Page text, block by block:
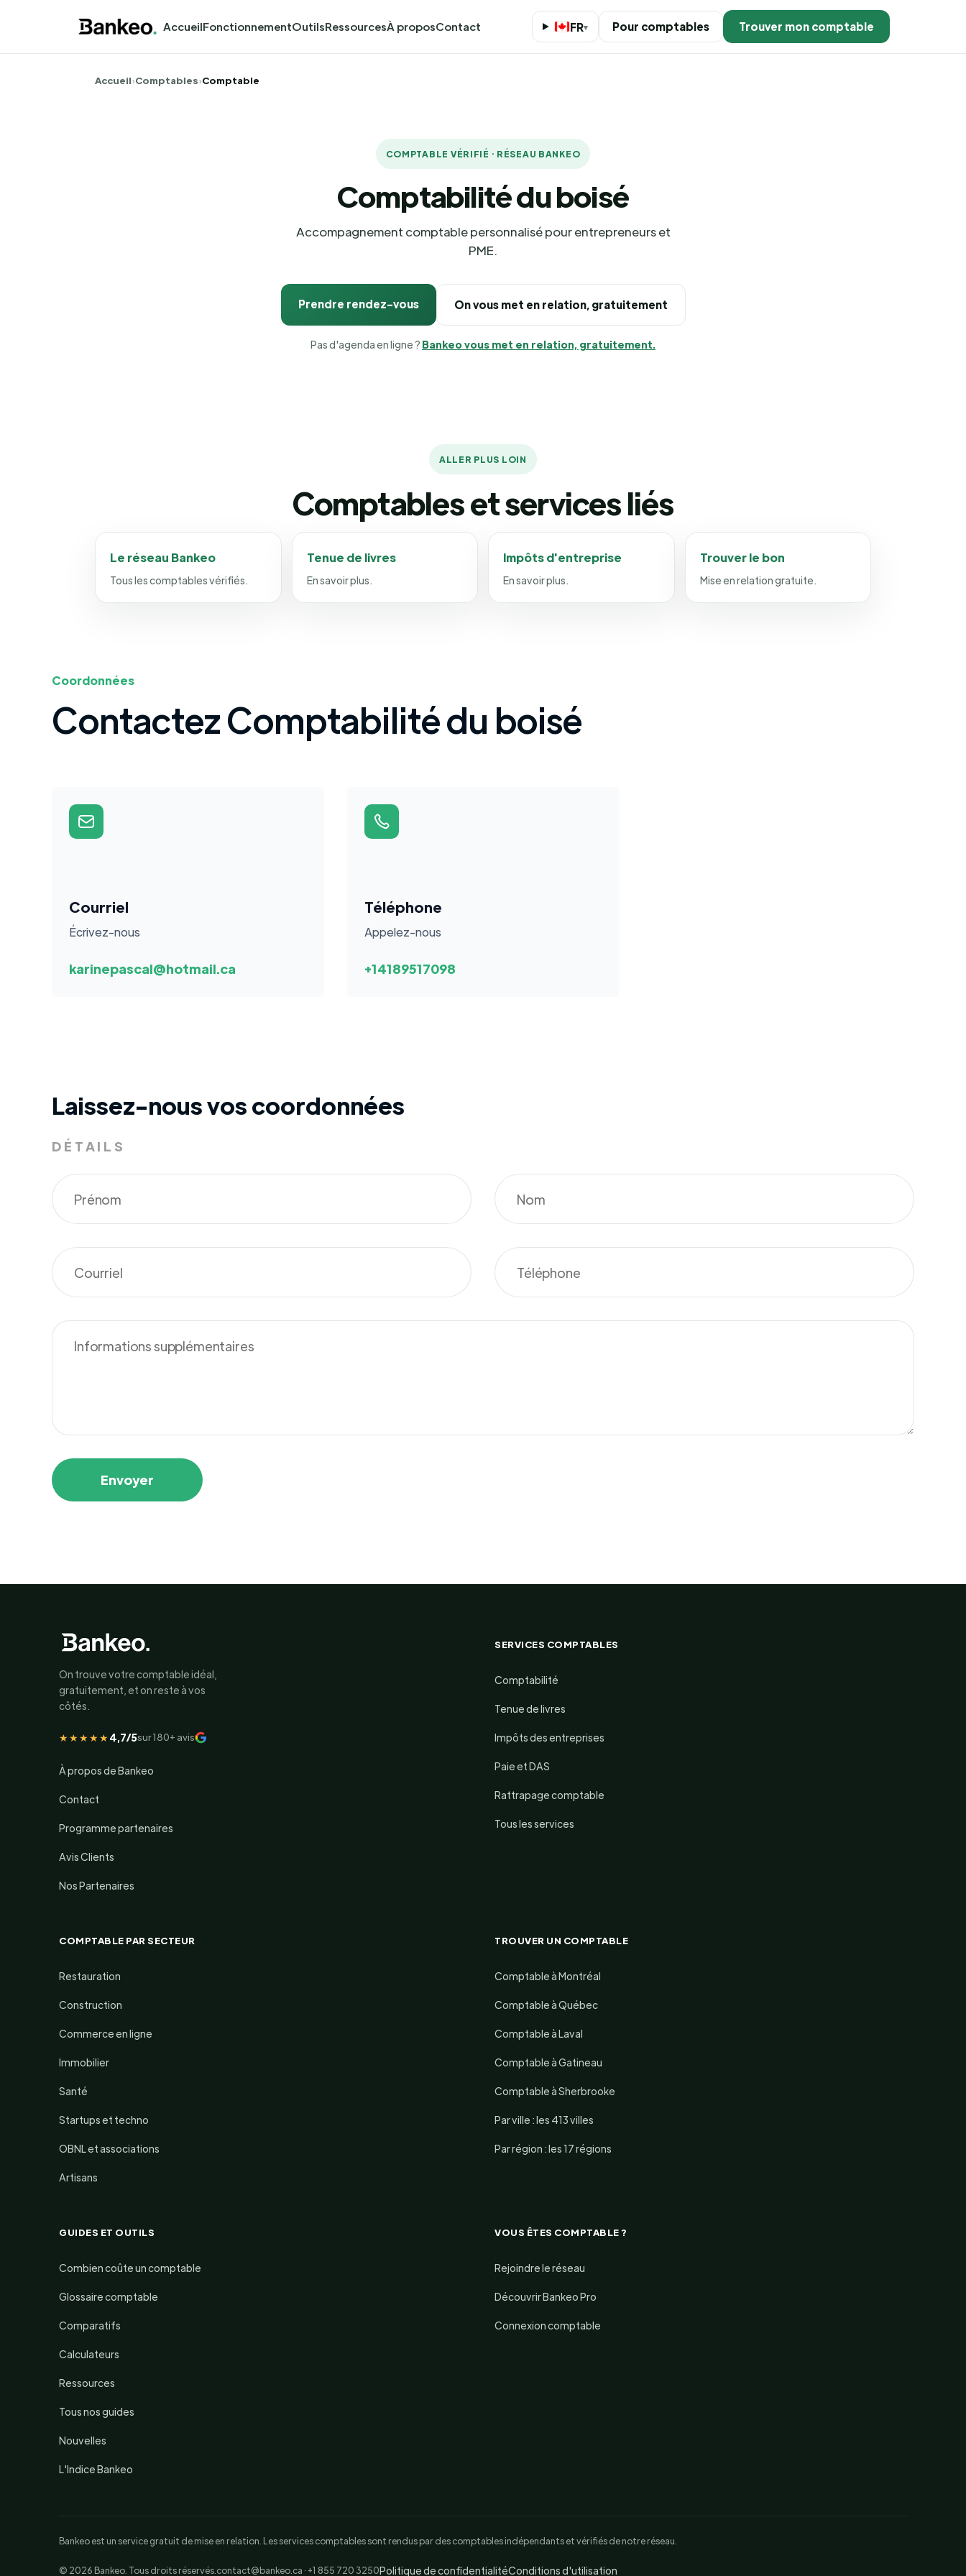
AccueilFonctionnementOutilsRessourcesÀ proposContact FR▾ Pour comptables Trouver mon comptable
Accueil›Comptables›Comptable
COMPTABLE VÉRIFIÉ · RÉSEAU BANKEO
Comptabilité du boisé
Accompagnement comptable personnalisé pour entrepreneurs et
PME.
Prendre rendez-vous On vous met en relation, gratuitement
Pas d'agenda en ligne ? Bankeo vous met en relation, gratuitement.
ALLER PLUS LOIN
Comptables et services liés
Le réseau Bankeo
Tous les comptables vérifiés.
Tenue de livres
En savoir plus.
Impôts d'entreprise
En savoir plus.
Trouver le bon
Mise en relation gratuite.
Coordonnées
Contactez Comptabilité du boisé
Courriel
Écrivez-nous
karinepascal@hotmail.ca
Téléphone
Appelez-nous
+14189517098
Laissez-nous vos coordonnées
DÉTAILS
On trouve votre comptable idéal,
gratuitement, et on reste à vos
côtés.
★★★★★4,7/5sur 180+ avis
À propos de Bankeo
Contact
Programme partenaires
Avis Clients
Nos Partenaires
SERVICES COMPTABLES
Comptabilité
Tenue de livres
Impôts des entreprises
Paie et DAS
Rattrapage comptable
Tous les services
COMPTABLE PAR SECTEUR
Restauration
Construction
Commerce en ligne
Immobilier
Santé
Startups et techno
OBNL et associations
Artisans
TROUVER UN COMPTABLE
Comptable à Montréal
Comptable à Québec
Comptable à Laval
Comptable à Gatineau
Comptable à Sherbrooke
Par ville : les 413 villes
Par région : les 17 régions
GUIDES ET OUTILS
Combien coûte un comptable
Glossaire comptable
Comparatifs
Calculateurs
Ressources
Tous nos guides
Nouvelles
L'Indice Bankeo
VOUS ÊTES COMPTABLE ?
Rejoindre le réseau
Découvrir Bankeo Pro
Connexion comptable
Bankeo est un service gratuit de mise en relation. Les services comptables sont rendus par des comptables indépendants et vérifiés de notre réseau.
© 2026 Bankeo. Tous droits réservés. contact@bankeo.ca · +1 855 720 3250Politique de confidentialitéConditions d'utilisation